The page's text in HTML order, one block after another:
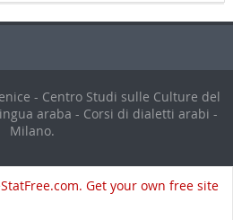
- Centro Studi sulle Culture del
araba - Corsi di dialetti arabi -
Milano.